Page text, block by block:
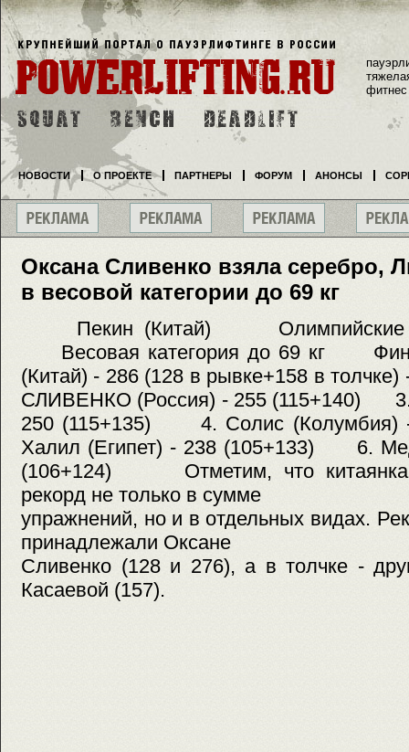
Оксана Сливенко взяла серебро,
в весовой категории до 69 кг
Пекин (Китай)
Весовая категория до 69 кг
(Китай) - 286 (128 в рывке+158 в
СЛИВЕНКО (Россия) - 255 (115+140) 3.
250 (115+135) 4. Солис
Халил (Египет) - 238 (105+133) 6.
(106+124) Отметим, что китаянка
рекорд не только в сумме
упражнений, но и в отдельных видах.
принадлежали Оксане
Сливенко (128 и 276), а в толчке -
Касаевой (157).
фитнес
НОВОСТИ О ПРОЕКТЕ ПАРТНЕРЫ ФОРУМ АНОНСЫ